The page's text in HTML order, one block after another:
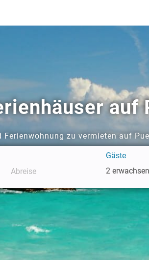
auf
zu vermieten auf
Gäste
2